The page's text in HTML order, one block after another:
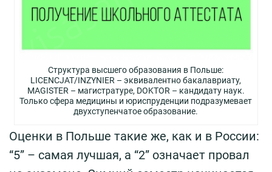
Структура высшего образования в Польше:
LICENCJAT/INZYNIER – эквивалентно бакалавриату,
MAGISTER – магистратуре, DOKTOR – кандидату наук.
Только сфера медицины и юриспруденции подразумевает
двухступенчатое образование.
Оценки в Польше такие же, как и в России:
“5” – самая лучшая, а “2” означает провал